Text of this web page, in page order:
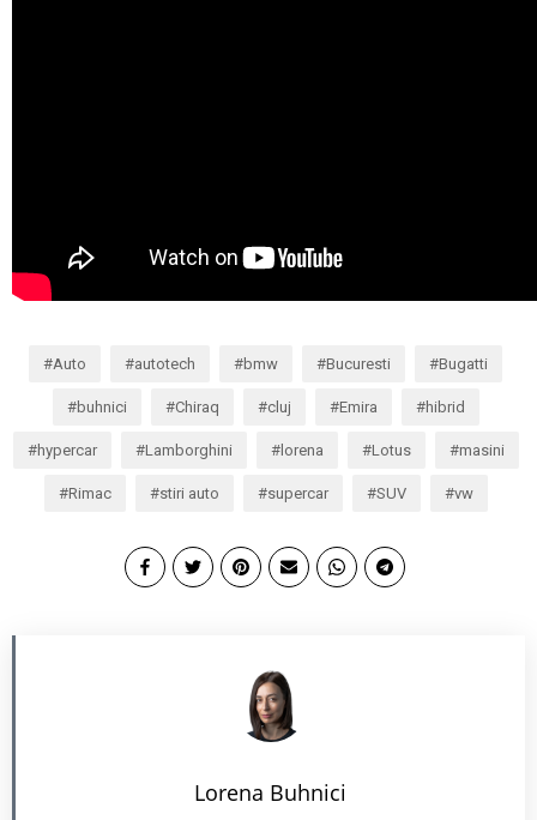
Auto autotech bmw Bucuresti Bugatti
buhnici Chiraq cluj Emira hibrid
hypercar Lamborghini lorena Lotus masini
Rimac stiri auto supercar SUV vw
Lorena Buhnici